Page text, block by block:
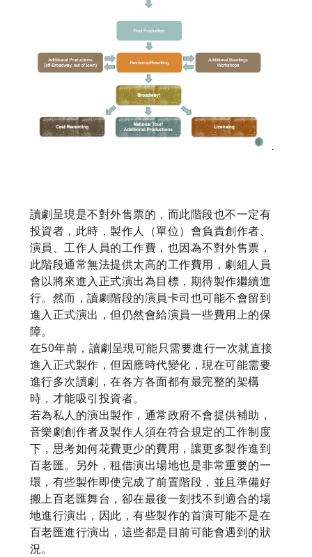
讀劇呈現是不對外售票的，而此階段也不一定有
投資者，此時，製作人（單位）會負責創作者、
演員、工作人員的工作費，也因為不對外售票，
此階段通常無法提供太高的工作費用，劇組人員
會以將來進入正式演出為目標，期待製作繼續進
行。然而，讀劇階段的演員卡司也可能不會留到
進入正式演出，但仍然會給演員一些費用上的保
障。
在50年前，讀劇呈現可能只需要進行一次就直接
進入正式製作，但因應時代變化，現在可能需要
進行多次讀劇，在各方各面都有最完整的架構
時，才能吸引投資者。
若為私人的演出製作，通常政府不會提供補助，
音樂劇創作者及製作人須在符合規定的工作制度
下，思考如何花費更少的費用，讓更多製作進到
百老匯。另外，租借演出場地也是非常重要的一
環，有些製作即使完成了前置階段，並且準備好
搬上百老匯舞台，卻在最後一刻找不到適合的場
地進行演出，因此，有些製作的首演可能不是在
百老匯進行演出，這些都是目前可能會遇到的狀
況。